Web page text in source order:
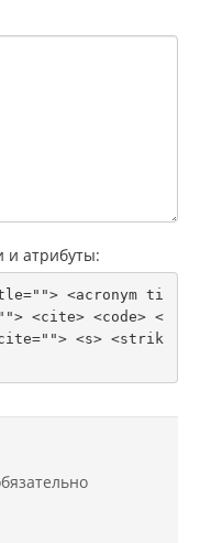
и атрибуты:
<acronym ti
<cite> <code> <
<s> <strik